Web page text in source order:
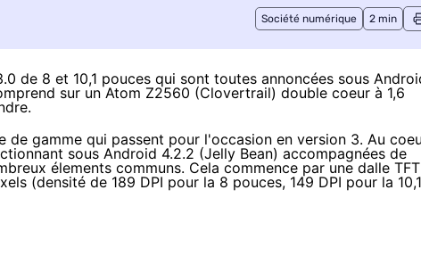
Société numérique 2 min
de 8 et 10,1 pouces qui sont toutes annoncées sous
sur un Atom Z2560 (Clovertrail) double coeur à 1,6
de gamme qui passent pour l'occasion en version 3. Au
sous Android 4.2.2 (Jelly Bean) accompagnées de
élements communs. Cela commence par une dalle TFT
(densité de 189 DPI pour la 8 pouces, 149 DPI pour la 10,1